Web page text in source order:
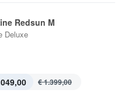
Redsun M
Deluxe
€ 1.399,00